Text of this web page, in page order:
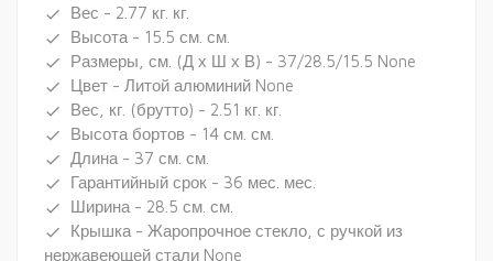
done Вес - 2.77 кг. кг.
done Высота - 15.5 см. см.
done Размеры, см. (Д х Ш х В) - 37/28.5/15.5 None
done Цвет - Литой алюминий None
done Вес, кг. (брутто) - 2.51 кг. кг.
done Высота бортов - 14 см. см.
done Длина - 37 см. см.
done Гарантийный срок - 36 мес. мес.
done Ширина - 28.5 см. см.
done
Крышка - Жаропрочное стекло, с ручкой из
нержавеющей стали None